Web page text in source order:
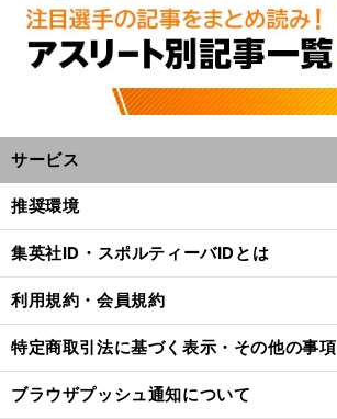
2023 】
vs P
R
サービス
推奨環境
集英社ID・スポルティーバIDとは
利用規約・会員規約
特定商取引法に基づく表示・その他の事項
ブラウザプッシュ通知について